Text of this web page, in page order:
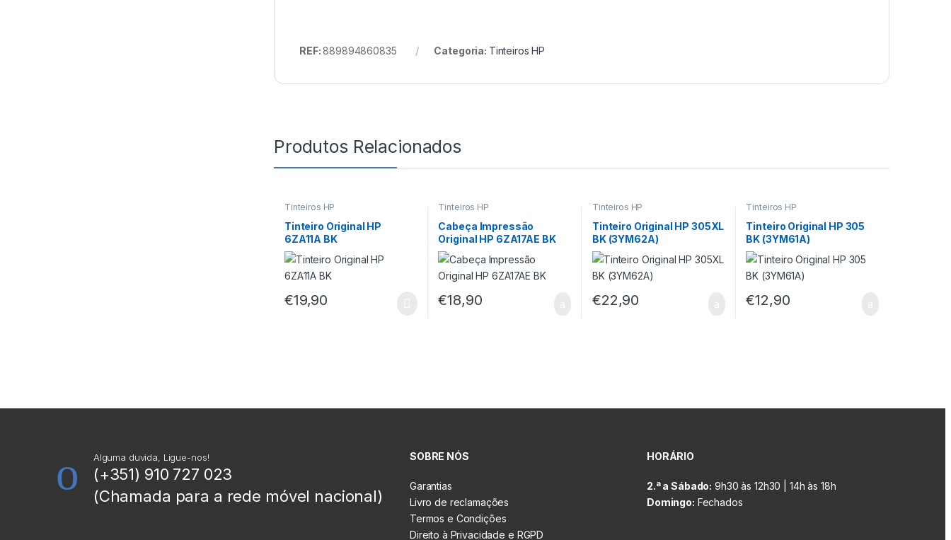
REF:889894860835 Categoria: Tinteiros HP
Produtos Relacionados
Tinteiros HP
Tinteiro Original HP
6ZA11A BK
€19,90
Tinteiros HP
Cabeça Impressão
Original HP 6ZA17AE BK
€18,90
Tinteiros HP
Tinteiro Original HP 305XL
BK (3YM62A)
€22,90
Tinteiros HP
Tinteiro Original HP 305
BK (3YM61A)
€12,90
Alguma duvida, Ligue-nos!
(+351) 910 727 023
(Chamada para a rede móvel nacional)
SOBRE NÓS
Garantias
Livro de reclamações
Termos e Condições
Direito à Privacidade e RGPD
HORÁRIO
2.ª a Sábado: 9h30 às 12h30 | 14h às 18h
Domingo: Fechados